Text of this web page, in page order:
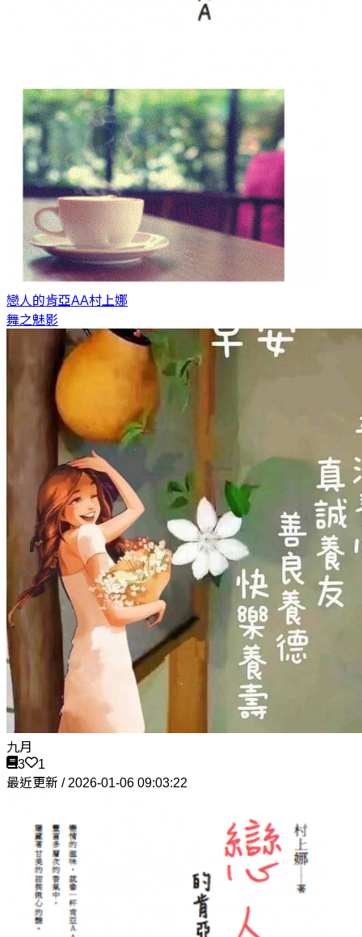
戀人的肯亞AA村上娜
舞之魅影
九月
3
1
最近更新 / 2026-01-06 09:03:22